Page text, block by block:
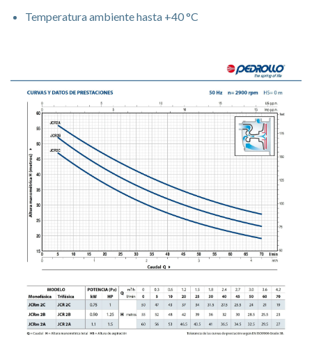
Temperatura ambiente hasta +40 °C